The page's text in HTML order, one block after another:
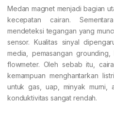
Medan magnet menjadi bagian
kecepatan cairan.
mendeteksi tegangan yang
sensor. Kualitas sinyal
media, pemasangan
flowmeter. Oleh sebab itu,
kemampuan menghantarkan
untuk gas, uap, minyak murni,
konduktivitas sangat rendah.